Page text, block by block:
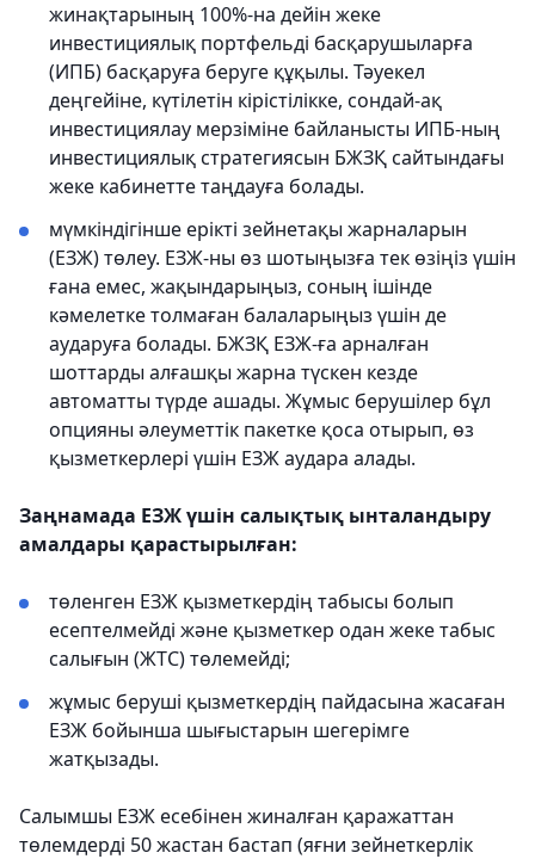
жинақтарының 100%-на дейін жеке
инвестициялық портфельді басқарушыларға
(ИПБ) басқаруға беруге құқылы. Тәуекел
деңгейіне, күтілетін кірістілікке, сондай-ақ
инвестициялау мерзіміне байланысты ИПБ-ның
инвестициялық стратегиясын БЖЗҚ сайтындағы
жеке кабинетте таңдауға болады.
мүмкіндігінше ерікті зейнетақы жарналарын
(ЕЗЖ) төлеу. ЕЗЖ-ны өз шотыңызға тек өзіңіз үшін
ғана емес, жақындарыңыз, соның ішінде
кәмелетке толмаған балаларыңыз үшін де
аударуға болады. БЖЗҚ ЕЗЖ-ға арналған
шоттарды алғашқы жарна түскен кезде
автоматты түрде ашады. Жұмыс берушілер бұл
опцияны әлеуметтік пакетке қоса отырып, өз
қызметкерлері үшін ЕЗЖ аудара алады.
Заңнамада ЕЗЖ үшін салықтық ынталандыру
амалдары қарастырылған:
төленген ЕЗЖ қызметкердің табысы болып
есептелмейді және қызметкер одан жеке табыс
салығын (ЖТС) төлемейді;
жұмыс беруші қызметкердің пайдасына жасаған
ЕЗЖ бойынша шығыстарын шегерімге
жатқызады.
Салымшы ЕЗЖ есебінен жиналған қаражаттан
төлемдерді 50 жастан бастап (яғни зейнеткерлік